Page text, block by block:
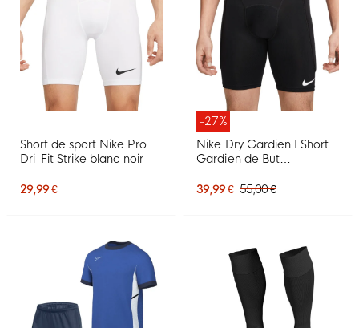
Short de sport Nike Pro
Dri-Fit Strike blanc noir
29,99 €
-27%
Nike Dry Gardien I Short
Gardien de But
39,99 € 55,00 €